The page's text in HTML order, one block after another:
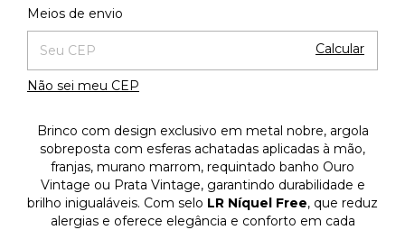
Entregas para o CEP:
Meios de envio
Calcular
Não sei meu CEP
Brinco com design exclusivo em metal nobre, argola
sobreposta com esferas achatadas aplicadas à mão,
franjas, murano marrom, requintado banho Ouro
Vintage ou Prata Vintage, garantindo durabilidade e
brilho inigualáveis. Com selo LR Níquel Free, que reduz
alergias e oferece elegância e conforto em cada